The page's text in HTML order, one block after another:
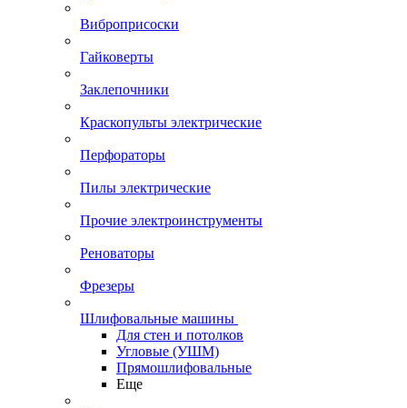
Виброприсоски
Гайковерты
Заклепочники
Краскопульты электрические
Перфораторы
Пилы электрические
Прочие электроинструменты
Реноваторы
Фрезеры
Шлифовальные машины
Для стен и потолков
Угловые (УШМ)
Прямошлифовальные
Еще